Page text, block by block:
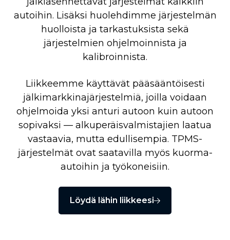
autoihin. Lisäksi huolehdimme järjestelmän
huolloista ja tarkastuksista sekä
järjestelmien ohjelmoinnista ja
kalibroinnista.
Liikkeemme käyttävät pääsääntöisesti
jälkimarkkinajärjestelmiä, joilla voidaan
ohjelmoida yksi anturi autoon kuin autoon
sopivaksi — alkuperäisvalmistajien laatua
vastaavia, mutta edullisempia. TPMS-
järjestelmät ovat saatavilla myös kuorma-
autoihin ja työkoneisiin.
Löydä lähin liikkeesi